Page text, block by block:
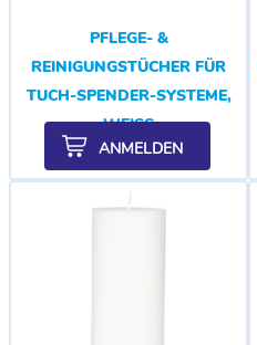
PFLEGE- &
REINIGUNGSTÜCHER FÜR
TUCH-SPENDER-SYSTEME,
WEISS
ANMELDEN